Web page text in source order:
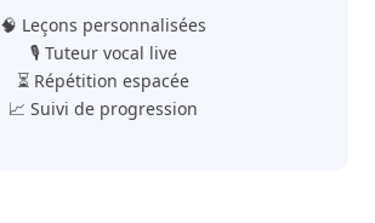
🧠 Leçons personnalisées
🎙️ Tuteur vocal live
⏳ Répétition espacée
📈 Suivi de progression